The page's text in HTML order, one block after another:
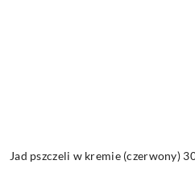
Jad pszczeli w kremie (czerwony)